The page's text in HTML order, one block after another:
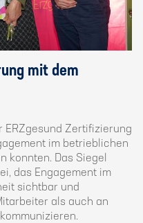
mit dem
ERZgesund Zertifizierung
im betrieblichen
konnten. Das Siegel
das Engagement im
sichtbar und
als auch an